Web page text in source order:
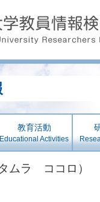
教育活動
Educational Activities
ムラ ココロ）